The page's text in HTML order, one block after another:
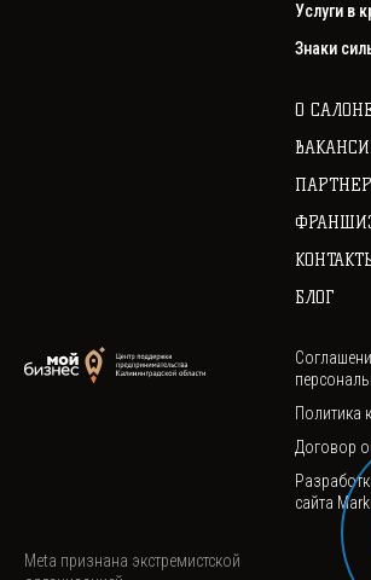
Услуги в
Знаки
О
БЛОГ
Политика
Договор
сайта
Meta признана экстремистской